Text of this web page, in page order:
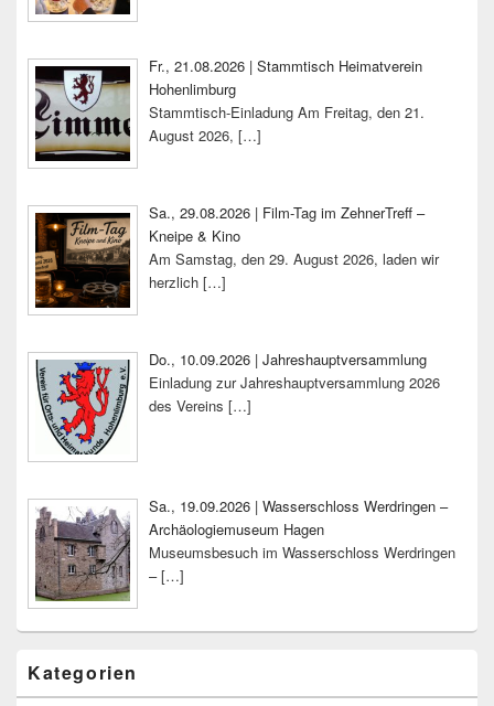
Fr., 21.08.2026 | Stammtisch Heimatverein
Hohenlimburg
Stammtisch-Einladung Am Freitag, den 21.
August 2026, […]
Sa., 29.08.2026 | Film-Tag im ZehnerTreff –
Kneipe & Kino
Am Samstag, den 29. August 2026, laden wir
herzlich […]
Do., 10.09.2026 | Jahreshauptversammlung
Einladung zur Jahreshauptversammlung 2026
des Vereins […]
Sa., 19.09.2026 | Wasserschloss Werdringen –
Archäologiemuseum Hagen
Museumsbesuch im Wasserschloss Werdringen
–[…]
Kategorien